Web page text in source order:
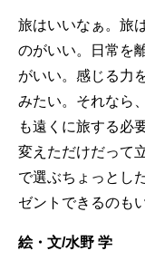
旅はいいなぁ。旅
のがいい。日常を
がいい。感じる力
みたい。それなら
も遠くに旅する必
変えただけだって
で選ぶちょっとし
ゼントできるのも
絵・文/水野 学